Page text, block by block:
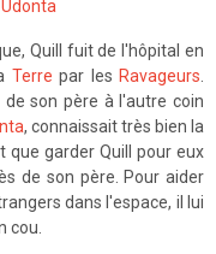
Quill fuit de l'hôpital en
Terre par les Ravageurs.
son père à l'autre coin
, connaissait très bien la
que garder Quill pour eux
de son père. Pour aider
dans l'espace, il lui
cou.